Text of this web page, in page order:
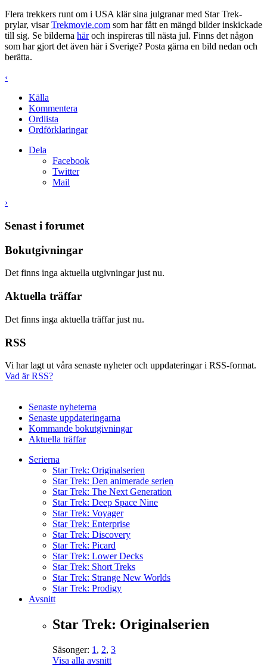
Flera trekkers runt om i USA klär sina julgranar med Star Trek-
prylar, visarTrekmovie.com som har fått en mängd bilder inskickade
till sig. Se bilderna häroch inspireras till nästa jul. Finns det någon
som har gjort det även här i Sverige? Posta gärna en bild nedan och
berätta.
‹
Källa
Kommentera
Ordlista
Ordförklaringar
Dela
Facebook
Twitter
Mail
›
Senast i forumet
Bokutgivningar
Det finns inga aktuella utgivningar just nu.
Aktuella träffar
Det finns inga aktuella träffar just nu.
RSS
Vi har lagt ut våra senaste nyheter och uppdateringar i RSS-format.
Vad är RSS?
Senaste nyheterna
Senaste uppdateringarna
Kommande bokutgivningar
Aktuella träffar
Serierna
Star Trek: Originalserien
Star Trek: Den animerade serien
Star Trek: The Next Generation
Star Trek: Deep Space Nine
Star Trek: Voyager
Star Trek: Enterprise
Star Trek: Discovery
Star Trek: Picard
Star Trek: Lower Decks
Star Trek: Short Treks
Star Trek: Strange New Worlds
Star Trek: Prodigy
Avsnitt
Star Trek: Originalserien
Säsonger: 1 , 2, 3
Visa alla avsnitt